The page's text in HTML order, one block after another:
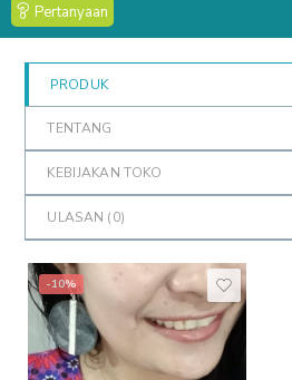
Pertanyaan
PRODUK
TENTANG
KEBIJAKAN TOKO
ULASAN (0)
-10%